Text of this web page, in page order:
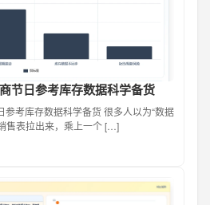
节日参考库存数据科学备货
考库存数据科学备货 很多人以为“数据
售表拉出来，乘上一个 […]